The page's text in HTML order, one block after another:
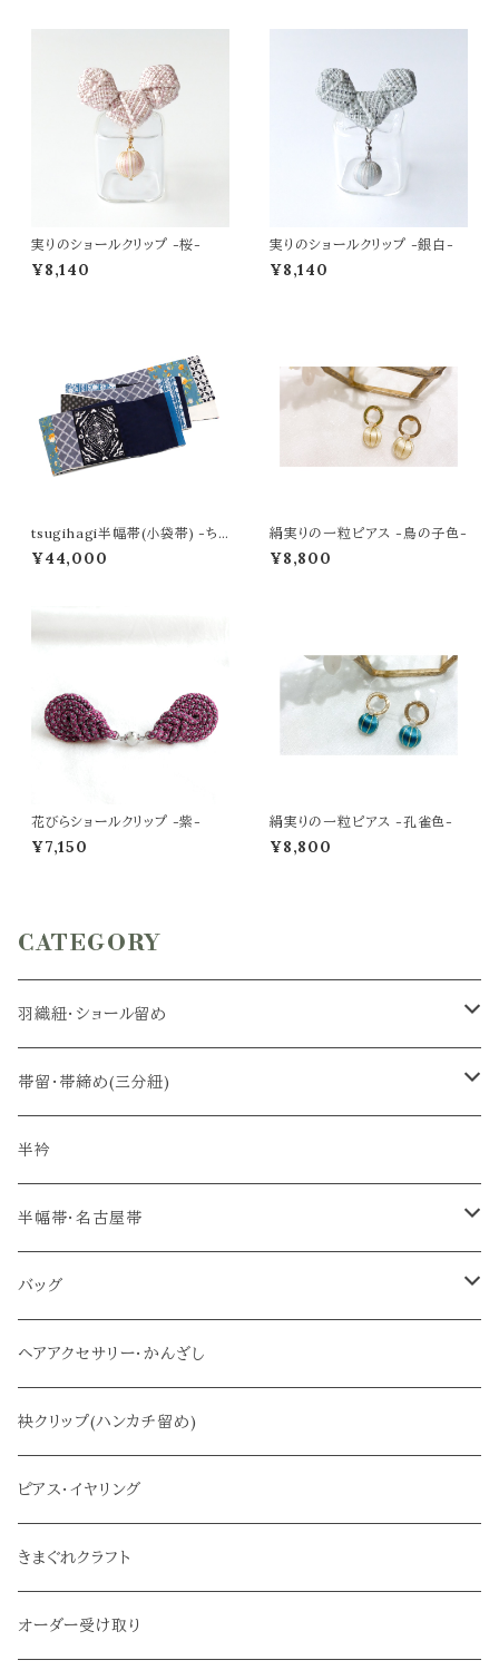
実りのショールクリップ -桜-
¥8,140
実りのショールクリップ -銀白-
¥8,140
tsugihagi半幅帯(小袋帯) -ちょ
うちょ×navy blue -
¥44,000
絹実りの一粒ピアス -鳥の子色-
¥8,800
花びらショールクリップ -紫-
¥7,150
絹実りの一粒ピアス -孔雀色-
¥8,800
CATEGORY
羽織紐・ショール留め
羽織紐
ショール留め
帯留・帯締め(三分紐)
帯留
帯締め(三分紐)
半衿
半幅帯・名古屋帯
半幅帯
名古屋帯
バッグ
メインバッグ
サブバッグ
ヘアアクセサリー・かんざし
袂クリップ(ハンカチ留め)
ピアス・イヤリング
きまぐれクラフト
オーダー受け取り